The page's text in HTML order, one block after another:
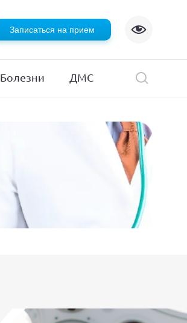
Записаться на прием
Хирургия
Эндокринология
Болезни ДМС